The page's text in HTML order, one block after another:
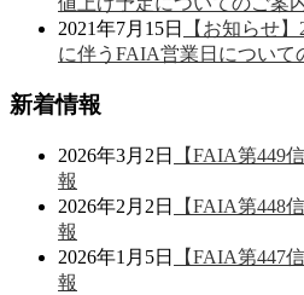
2021年7月15日
【お知らせ
に伴うFAIA営業日について
新着情報
2026年3月2日
【FAIA第449
報
2026年2月2日
【FAIA第448
報
2026年1月5日
【FAIA第447
報